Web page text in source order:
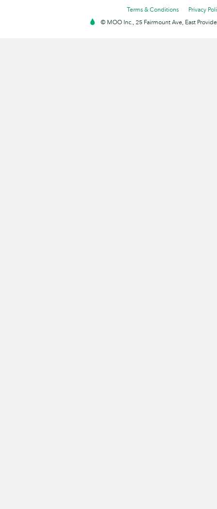
Terms & Conditions
Privacy
© MOO Inc., 25 Fairmount Ave, East